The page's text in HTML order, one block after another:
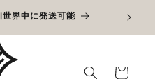
|世界中に発送可能
ー